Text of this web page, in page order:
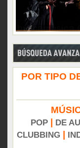
POR TIPO
POP
DE
CLUBBING